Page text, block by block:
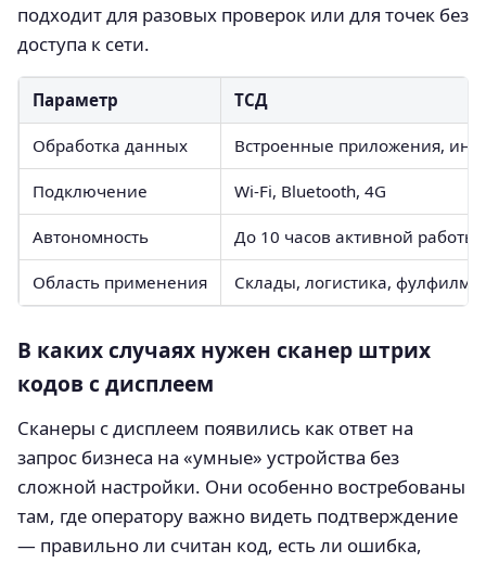
подходит для разовых проверок или для точек без
доступа к сети.
Параметр ТСД
Обработка данных Встроенные приложения,
Подключение Wi‑Fi, Bluetooth, 4G
Автономность До 10 часов активной работы
Область применения Склады, логистика,
В каких случаях нужен сканер штрих
кодов с дисплеем
Сканеры с дисплеем появились как ответ на
запрос бизнеса на «умные» устройства без
сложной настройки. Они особенно востребованы
там, где оператору важно видеть подтверждение
— правильно ли считан код, есть ли ошибка,